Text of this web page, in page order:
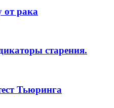
от рака
старения.
Тьюринга